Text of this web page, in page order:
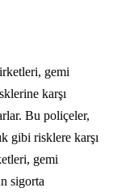
gemi
karşı
Bu poliçeler,
gibi risklere karşı
gemi
sigorta